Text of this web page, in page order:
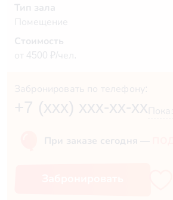
Тип зала
Помещение
Стоимость
от 4500 ₽/чел.
Забронировать по телефону:
+7 (xxx) xxx-xx-xx
При заказе сегодня —